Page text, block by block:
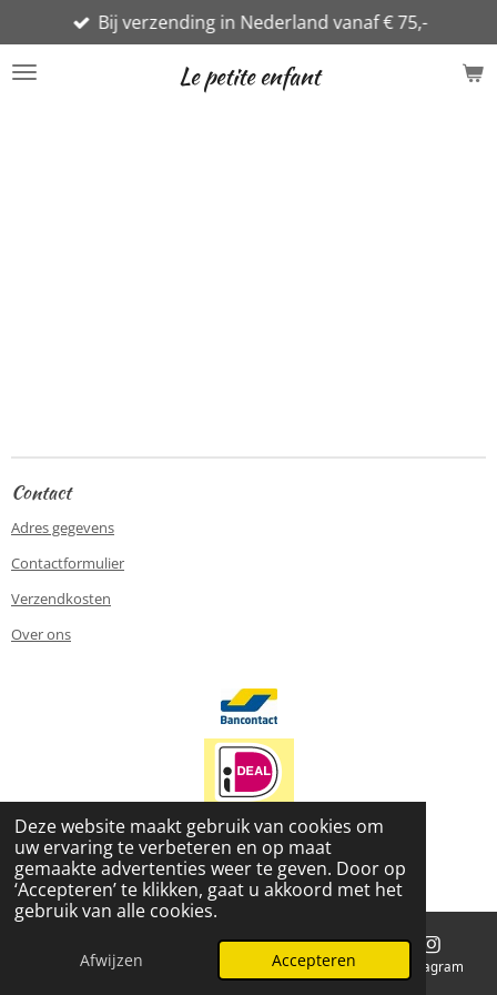
Deze website maakt gebruik van cookies om
uw ervaring te verbeteren en op maat
gemaakte advertenties weer te geven. Door op
‘Accepteren’ te klikken, gaat u akkoord met het
gebruik van alle cookies.
Afwijzen Accepteren
direct
naar
Le petite enfant
Bij verzending in Nederland vanaf € 75,-
Contact
Adres gegevens
Contactformulier
Verzendkosten
Over ons
2026 www.le-petite-enfant.nl
Powered byJouwWeb
E-mailadres Kaart Instagram